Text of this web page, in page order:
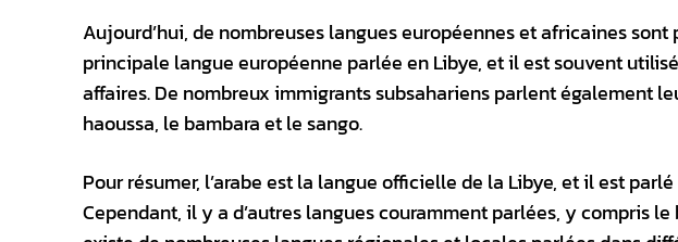
Aujourd’hui, de nombreuses langues européennes et africaines sont
principale langue européenne parlée en Libye, et il est souvent
affaires. De nombreux immigrants subsahariens parlent également
haoussa, le bambara et le sango.
Pour résumer, l’arabe est la langue officielle de la Libye, et il est
Cependant, il y a d’autres langues couramment parlées, y compris